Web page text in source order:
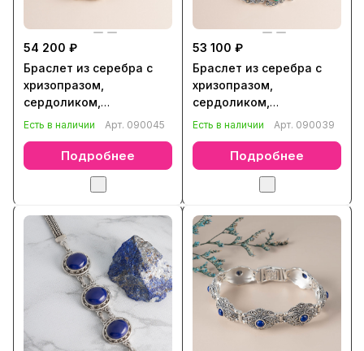
54 200 ₽
Браслет из серебра с
хризопразом,
сердоликом,
марказитом, бирюзой,
перламутром
Есть в наличии Арт. 090045
Подробнее
53 100 ₽
Браслет из серебра с
хризопразом,
сердоликом,
марказитом, бирюзой,
перламутром
Есть в наличии Арт. 090039
Подробнее